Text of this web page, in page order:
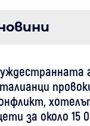
за около 15